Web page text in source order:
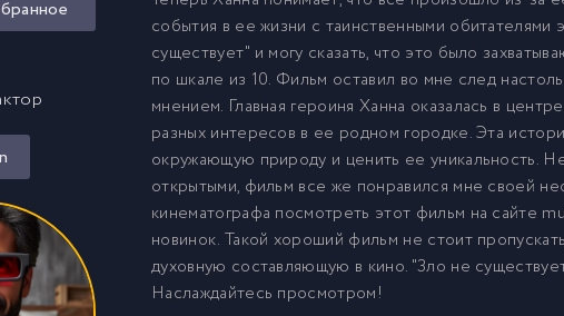
события в ее жизни с таинственными
существует" и могу сказать, что это было
по шкале из 10. Фильм оставил во мне след
мнением. Главная героиня Ханна оказалась в
разных интересов в ее родном городке. Эта
окружающую природу и ценить ее уникальность.
открытыми, фильм все же понравился мне своей
кинематографа посмотреть этот фильм на сайте
новинок. Такой хороший фильм не стоит
духовную составляющую в кино. "Зло не
Наслаждайтесь просмотром!